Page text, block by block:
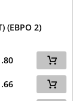
(ЕВРО 2)